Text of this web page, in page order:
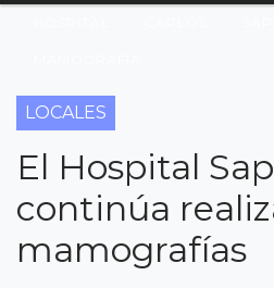
LOCALES
El Hospital
continúa
mamografías